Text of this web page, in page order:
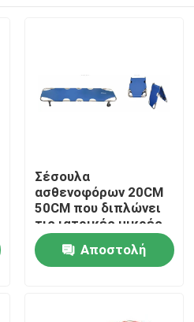
Σέσουλα
ασθενοφόρων 20CM
50CM που διπλώνει
τις ιατρικές μικρές
ρόδες φορείων για
το νοσοκομείο
Αποστολή